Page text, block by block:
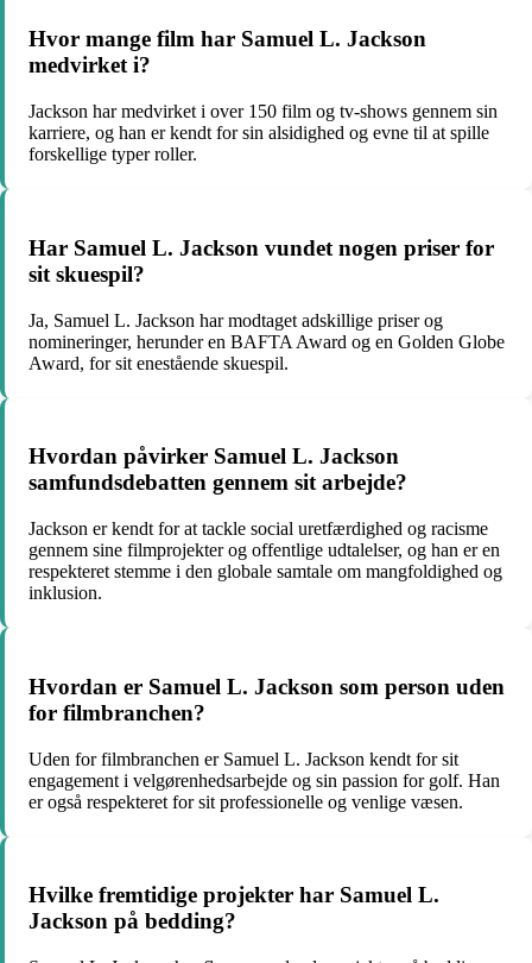
Hvor mange film har Samuel L. Jackson
medvirket i?
Jackson har medvirket i over 150 film og tv-shows gennem sin
karriere, og han er kendt for sin alsidighed og evne til at spille
forskellige typer roller.
Har Samuel L. Jackson vundet nogen priser for
sit skuespil?
Ja, Samuel L. Jackson har modtaget adskillige priser og
nomineringer, herunder en BAFTA Award og en Golden Globe
Award, for sit enestående skuespil.
Hvordan påvirker Samuel L. Jackson
samfundsdebatten gennem sit arbejde?
Jackson er kendt for at tackle social uretfærdighed og racisme
gennem sine filmprojekter og offentlige udtalelser, og han er en
respekteret stemme i den globale samtale om mangfoldighed og
inklusion.
Hvordan er Samuel L. Jackson som person uden
for filmbranchen?
Uden for filmbranchen er Samuel L. Jackson kendt for sit
engagement i velgørenhedsarbejde og sin passion for golf. Han
er også respekteret for sit professionelle og venlige væsen.
Hvilke fremtidige projekter har Samuel L.
Jackson på bedding?